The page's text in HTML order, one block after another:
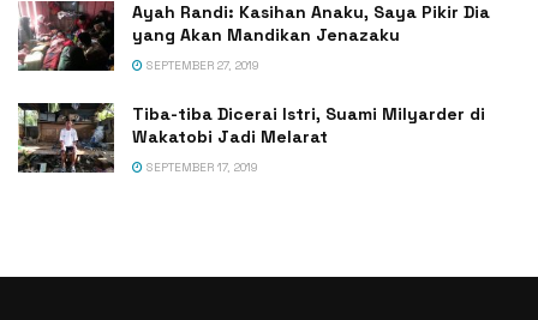
Ayah Randi: Kasihan Anaku, Saya Pikir Dia
yang Akan Mandikan Jenazaku
SEPTEMBER 27, 2019
Tiba-tiba Dicerai Istri, Suami Milyarder di
Wakatobi Jadi Melarat
SEPTEMBER 17, 2019